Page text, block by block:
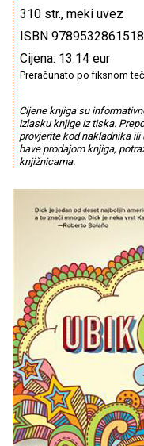
310 str., meki uvez
ISBN 9789532861518
Cijena: 13.14 eur
Preračunato po fiksnom
Cijene knjiga su
izlasku knjige iz tiska.
provjerite kod nakladnika ili
bave prodajom knjiga,
knjižnicama.